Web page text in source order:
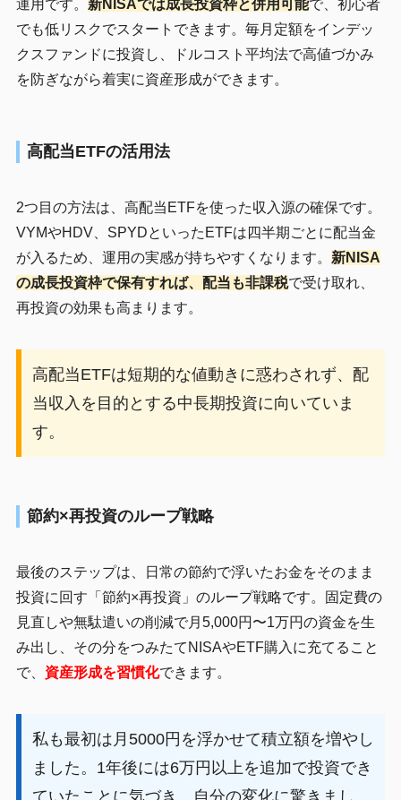
運用です。 新NISAでは成長投資枠と併用可能で、初心者
でも低リスクでスタートできます。毎月定額をインデッ
クスファンドに投資し、ドルコスト平均法で高値づかみ
を防ぎながら着実に資産形成ができます。
高配当ETFの活用法
2つ目の方法は、高配当ETFを使った収入源の確保です。
VYMやHDV、SPYDといったETFは四半期ごとに配当金
が入るため、運用の実感が持ちやすくなります。 新NISA
の成長投資枠で保有すれば、配当も非課税で受け取れ、
再投資の効果も高まります。
高配当ETFは短期的な値動きに惑わされず、配
当収入を目的とする中長期投資に向いていま
す。
節約×再投資のループ戦略
最後のステップは、日常の節約で浮いたお金をそのまま
投資に回す「節約×再投資」のループ戦略です。固定費の
見直しや無駄遣いの削減で月5,000円〜1万円の資金を生
み出し、その分をつみたてNISAやETF購入に充てること
で、 資産形成を習慣化できます。
私も最初は月5000円を浮かせて積立額を増やし
ました。1年後には6万円以上を追加で投資でき